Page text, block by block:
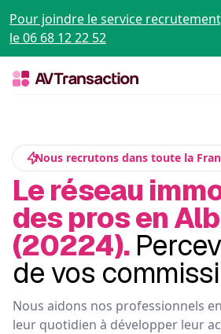
Pour joindre le service
le 06 68 12 22 52
Nous recrutons dans toute la
Le réseau
des pros en
(20224).
de vos
Nous aidons nos professionnels
leur quotidien à développer leur